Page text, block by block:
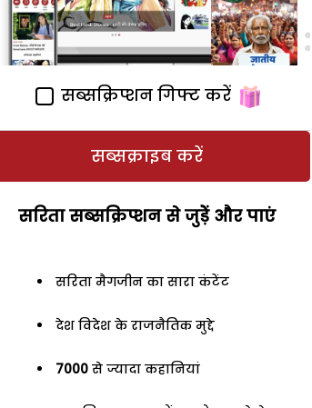
सब्सक्रिप्शन गिफ्ट करें
सब्सक्राइब करें
सरिता सब्सक्रिप्शन से जुड़ेें और पाएं
सरिता मैगजीन का सारा कंटेंट
देश विदेश के राजनैतिक मुद्दे
7000 से ज्यादा कहानियां